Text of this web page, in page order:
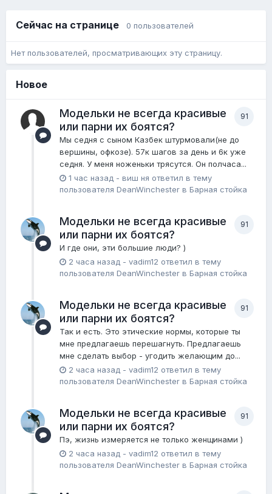
Сейчас на странице 0 пользователей
Нет пользователей, просматривающих эту страницу.
Новое
91
Модельки не всегда красивые
или парни их боятся?
Мы седня с сыном Казбек штурмовали(не до
вершины, офкозе). 57к шагов за день и 6к уже
седня. У меня ноженьки трясутся. Он полчаса...
1 час назад - виш ня ответил в тему
пользователя DeanWinchester в Барная стойка
91
Модельки не всегда красивые
или парни их боятся?
И где они, эти большие люди? )
2 часа назад - vadim12 ответил в тему
пользователя DeanWinchester в Барная стойка
91
Модельки не всегда красивые
или парни их боятся?
Так и есть. Это этические нормы, которые ты
мне предлагаешь перешагнуть. Предлагаешь
мне сделать выбор - угодить желающим до...
2 часа назад - vadim12 ответил в тему
пользователя DeanWinchester в Барная стойка
91
Модельки не всегда красивые
или парни их боятся?
Пэ, жизнь измеряется не только женщинами )
2 часа назад - vadim12 ответил в тему
пользователя DeanWinchester в Барная стойка